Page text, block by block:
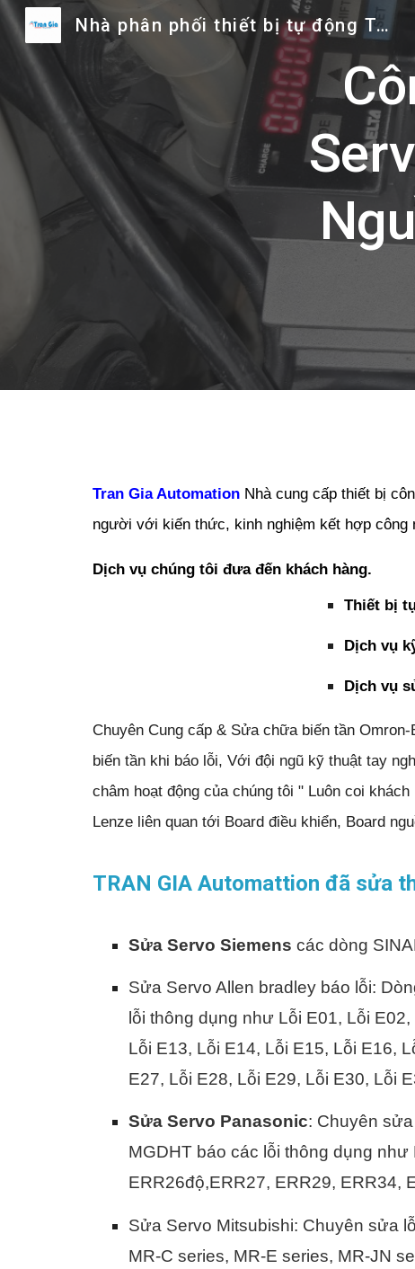
Skip
Nhà phân phối thiết bị tự động Trần Gia
Tran Gia Automation Nhà cung cấp thiết bị
người với kiến thức, kinh nghiệm kết hợp công
Dịch vụ chúng tôi đưa đến khách hàng.
Thiết bị
Dịch vụ
Dịch vụ
Chuyên Cung cấp & Sửa chữa biến tần
biến tần khi báo lỗi, Với đội ngũ kỹ thuật tay
châm hoạt động của chúng tôi " Luôn coi
Lenze liên quan tới Board điều khiển, Board
TRAN GIA Automattion đã sửa
Sửa Servo Siemens các dòng
Sửa Servo Allen bradley báo lỗi:
lỗi thông dụng như Lỗi E01, Lỗi
Lỗi E13, Lỗi E14, Lỗi E15, Lỗi E16,
E27, Lỗi E28, Lỗi E29, Lỗi E30, Lỗi
Sửa Servo Panasonic: Chuyên
MGDHT báo các lỗi thông dụng
ERR26độ,ERR27, ERR29, ERR34,
Sửa Servo Mitsubishi: Chuyên sửa
MR-C series, MR-E series, MR-JN